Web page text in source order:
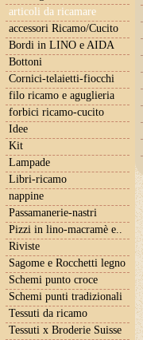
articoli da ricamare
accessori Ricamo/Cucito
Bordi in LINO e AIDA
Bottoni
Cornici-telaietti-fiocchi
filo ricamo e aguglieria
forbici ricamo-cucito
Idee
Kit
Lampade
Libri-ricamo
nappine
Passamanerie-nastri
Pizzi in lino-macramè e..
Riviste
Sagome e Rocchetti legno
Schemi punto croce
Schemi punti tradizionali
Tessuti da ricamo
Tessuti x Broderie Suisse